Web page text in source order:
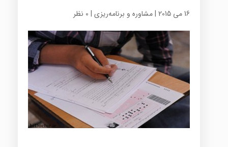
16 می 2015 |مشاوره و برنامه‌ریزی| 0 نظر